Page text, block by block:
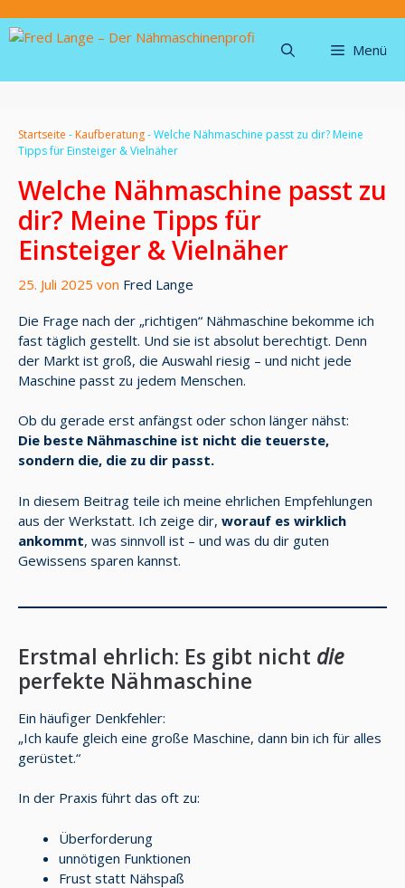
Inhalt
Menü
Startseite -Kaufberatung-Welche Nähmaschine passt zu dir? Meine
Tipps für Einsteiger & Vielnäher
Welche Nähmaschine passt zu
dir? Meine Tipps für
Einsteiger & Vielnäher
25. Juli 2025 von Fred Lange
Die Frage nach der „richtigen“ Nähmaschine bekomme ich
fast täglich gestellt. Und sie ist absolut berechtigt. Denn
der Markt ist groß, die Auswahl riesig – und nicht jede
Maschine passt zu jedem Menschen.
Ob du gerade erst anfängst oder schon länger nähst:
Die beste Nähmaschine ist nicht die teuerste,
sondern die, die zu dir passt.
In diesem Beitrag teile ich meine ehrlichen Empfehlungen
aus der Werkstatt. Ich zeige dir, worauf es wirklich
ankommt, was sinnvoll ist – und was du dir guten
Gewissens sparen kannst.
Erstmal ehrlich: Es gibt nicht die
perfekte Nähmaschine
Ein häufiger Denkfehler:
„Ich kaufe gleich eine große Maschine, dann bin ich für alles
gerüstet.“
In der Praxis führt das oft zu:
Überforderung
unnötigen Funktionen
Frust statt Nähspaß